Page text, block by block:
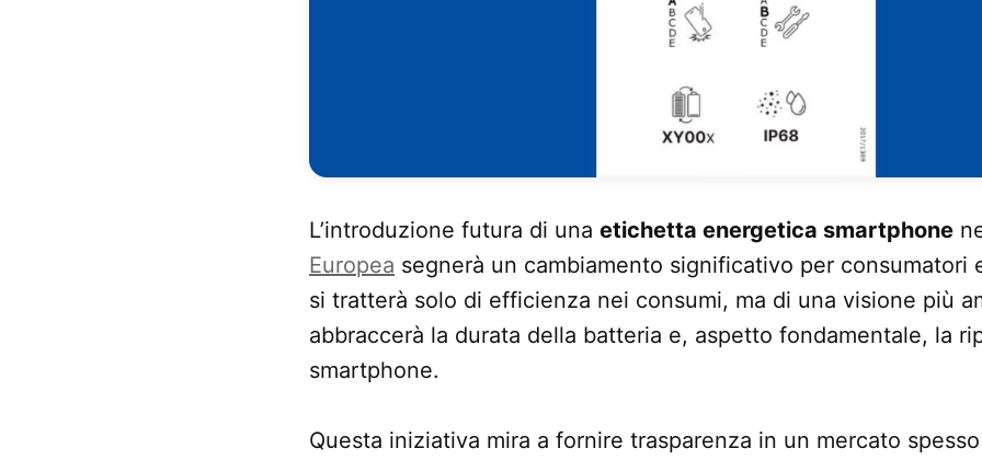
L’introduzione futura di una etichetta energetica smartphone
Europea segnerà un cambiamento significativo per consumatori
si tratterà solo di efficienza nei consumi, ma di una visione più
abbraccerà la durata della batteria e, aspetto fondamentale, la
smartphone.
Questa iniziativa mira a fornire trasparenza in un mercato